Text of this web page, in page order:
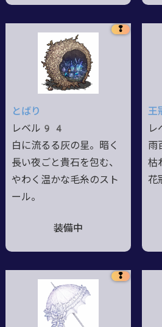
❢
とばり
レベル94
白に流るる灰の星。暗く
長い夜ごと貴石を包む、
やわく温かな毛糸のスト
ール。
装備中
王
雨
枯
花
❢